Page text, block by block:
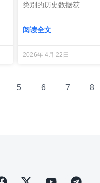
类别的历史数据获…
阅读全文
2026年 4月 22日
5 6 7 8